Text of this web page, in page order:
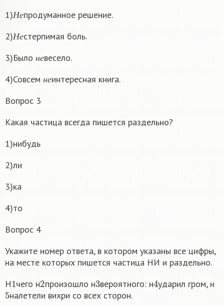
1) Н е
Не продуманное решение.
2) Н е
Не стерпимая боль.
3)Было
н е весело.
4)Совсем
н е интересная книга.
Вопрос 3
Какая частица всегда пишется раздельно?
1)нибудь
2)ли
3)ка
4)то
Вопрос 4
Укажите номер ответа, в котором указаны все цифры,
на месте которых пишется частица НИ и раздельно.
Н 1чего н2произошло н3вероятного: н 4ударил гром, н
5налетели вихри со всех сторон.